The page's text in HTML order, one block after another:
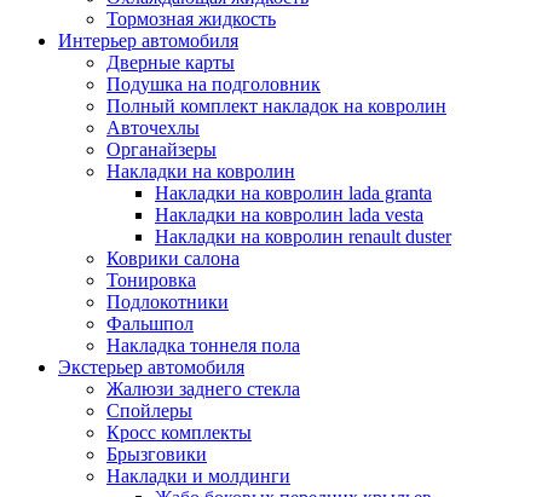
Тормозная жидкость
Интерьер автомобиля
Дверные карты
Подушка на подголовник
Полный комплект накладок на ковролин
Авточехлы
Органайзеры
Накладки на ковролин
Накладки на ковролин lada granta
Накладки на ковролин lada vesta
Накладки на ковролин renault duster
Коврики салона
Тонировка
Подлокотники
Фальшпол
Накладка тоннеля пола
Экстерьер автомобиля
Жалюзи заднего стекла
Спойлеры
Кросс комплекты
Брызговики
Накладки и молдинги